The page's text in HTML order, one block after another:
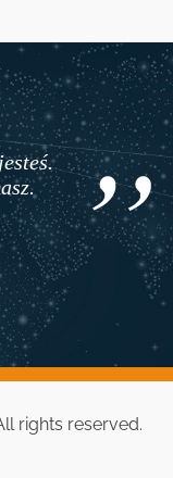
rights reserved.